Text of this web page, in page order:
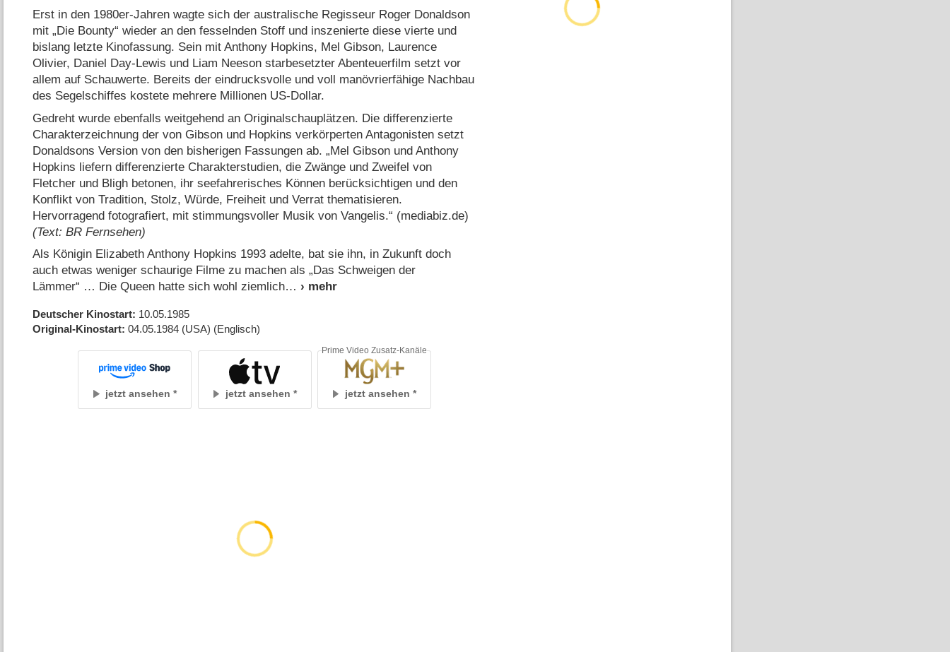
Erst in den 1980er-Jahren wagte sich der australische Regisseur Roger Donaldson
mit „Die Bounty“ wieder an den fesselnden Stoff und inszenierte diese vierte und
bislang letzte Kinofassung. Sein mit Anthony Hopkins, Mel Gibson, Laurence
Olivier, Daniel Day-Lewis und Liam Neeson starbesetzter Abenteuerfilm setzt vor
allem auf Schauwerte. Bereits der eindrucksvolle und voll manövrierfähige Nachbau
des Segelschiffes kostete mehrere Millionen US-Dollar.
Gedreht wurde ebenfalls weitgehend an Originalschauplätzen. Die differenzierte
Charakterzeichnung der von Gibson und Hopkins verkörperten Antagonisten setzt
Donaldsons Version von den bisherigen Fassungen ab. „Mel Gibson und Anthony
Hopkins liefern differenzierte Charakterstudien, die Zwänge und Zweifel von
Fletcher und Bligh betonen, ihr seefahrerisches Können berücksichtigen und den
Konflikt von Tradition, Stolz, Würde, Freiheit und Verrat thematisieren.
Hervorragend fotografiert, mit stimmungsvoller Musik von Vangelis.“ (mediabiz.de)
(Text: BR Fernsehen)
Als Königin Elizabeth Anthony Hopkins 1993 adelte, bat sie ihn, in Zukunft doch
auch etwas weniger schaurige Filme zu machen als „Das Schweigen der
Lämmer“ … Die Queen hatte sich wohl ziemlich
Deutscher Kinostart 10.05.1985
Original-Kinostart 04.05.1984 (USA) (Englisch)
jetzt ansehen jetzt ansehen jetzt ansehen
Prime Video Zusatz-Kanäle